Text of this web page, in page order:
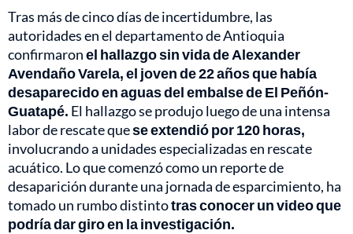
Tras más de cinco días de incertidumbre, las
autoridades en el departamento de Antioquia
confirmaronel hallazgo sin vida de Alexander
Avendaño Varela, el joven de 22 años que había
desaparecido en aguas del embalse de El Peñón-
Guatapé. El hallazgo se produjo luego de una intensa
labor de rescate quese extendió por 120 horas,
involucrando a unidades especializadas en rescate
acuático. Lo que comenzó como un reporte de
desaparición durante una jornada de esparcimiento, ha
tomado un rumbo distintotras conocer un video que
podría dar giro en la investigación.